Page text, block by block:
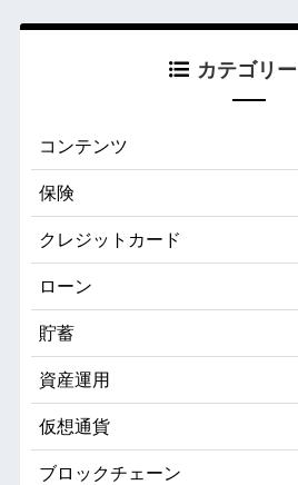
カテゴリー
コンテンツ
保険
クレジットカード
ローン
貯蓄
資産運用
仮想通貨
ブロックチェーン